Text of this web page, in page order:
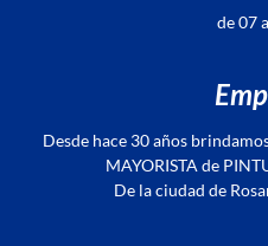
de 07
Desde hace 30 años
MAYORISTA de
De la ciudad de